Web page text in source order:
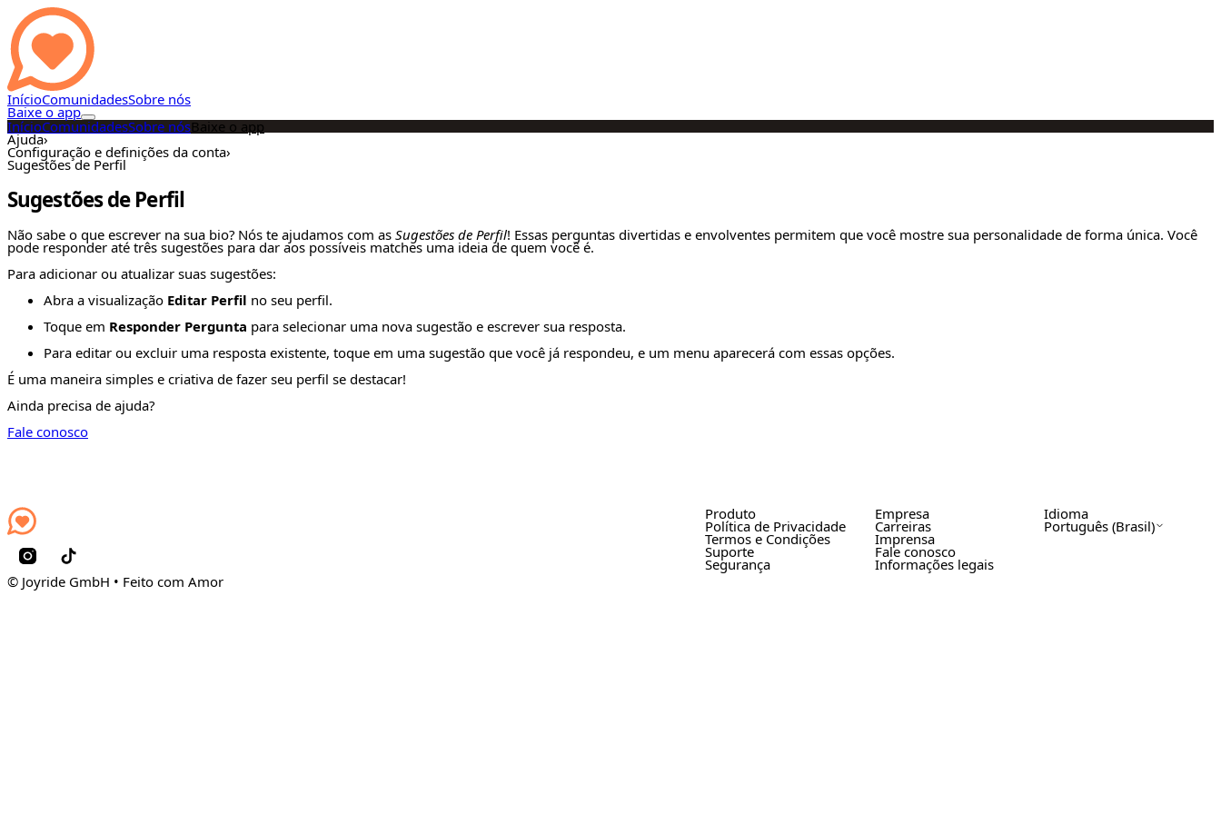
InícioComunidadesSobre nós
Baixe o app
InícioComunidadesSobre nósBaixe o app
Ajuda›
Configuração e definições da conta›
Sugestões de Perfil
Sugestões de Perfil
Não sabe o que escrever na sua bio? Nós te ajudamos com as Sugestões de Perfil! Essas perguntas divertidas e envolventes permitem que você mostre sua personalidade de forma única. Você
pode responder até três sugestões para dar aos possíveis matches uma ideia de quem você é.
Para adicionar ou atualizar suas sugestões:
Abra a visualização Editar Perfil no seu perfil.
Toque em Responder Pergunta para selecionar uma nova sugestão e escrever sua resposta.
Para editar ou excluir uma resposta existente, toque em uma sugestão que você já respondeu, e um menu aparecerá com essas opções.
É uma maneira simples e criativa de fazer seu perfil se destacar!
Ainda precisa de ajuda?
Fale conosco
© Joyride GmbH • Feito com Amor
Produto
Política de Privacidade
Termos e Condições
Suporte
Segurança
Empresa
Carreiras
Imprensa
Fale conosco
Informações legais
Idioma
Português (Brasil)